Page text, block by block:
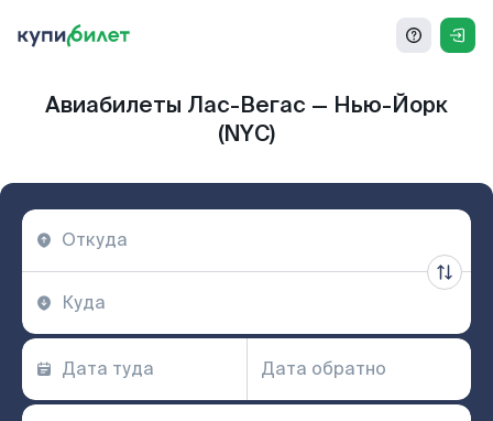
Авиабилеты Лас-Вегас — Нью-Йорк
(NYC)